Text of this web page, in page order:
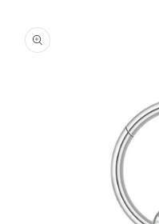
produkto
informacijos